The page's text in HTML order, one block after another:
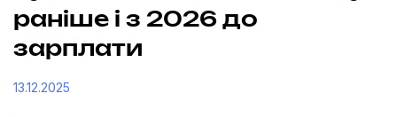
раніше і з 2026 до
зарплати
13.12.2025